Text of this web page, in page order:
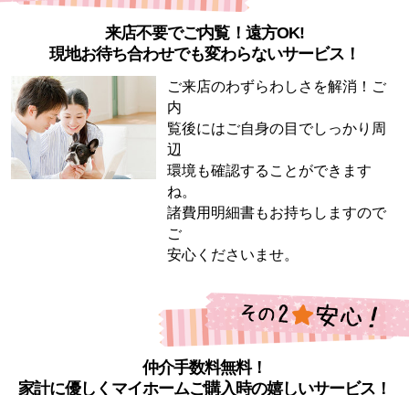
来店不要でご内覧！遠方OK!
現地お待ち合わせでも変わらないサービス！
ご来店のわずらわしさを解消！ご
内
覧後にはご自身の目でしっかり周
辺
環境も確認することができます
ね。
諸費用明細書もお持ちしますので
ご
安心くださいませ。
仲介手数料無料！
家計に優しくマイホームご購入時の嬉しいサービス！